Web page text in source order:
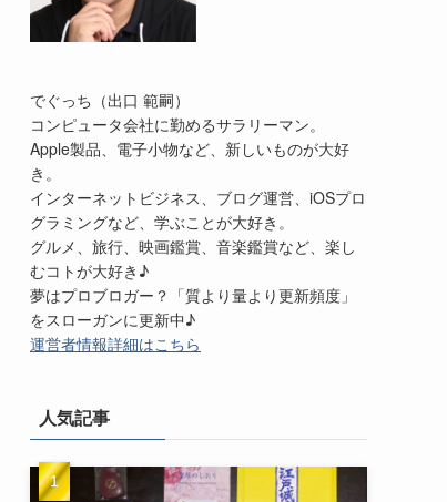
でぐっち（出口 範嗣）
コンピュータ会社に勤めるサラリーマン。
Apple製品、電子小物など、新しいものが大好
き。
インターネットビジネス、ブログ運営、iOSプロ
グラミングなど、学ぶことが大好き。
グルメ、旅行、映画鑑賞、音楽鑑賞など、楽し
むコトが大好き♪
夢はプロブロガー？「質より量より更新頻度」
をスローガンに更新中♪
運営者情報詳細はこちら
人気記事